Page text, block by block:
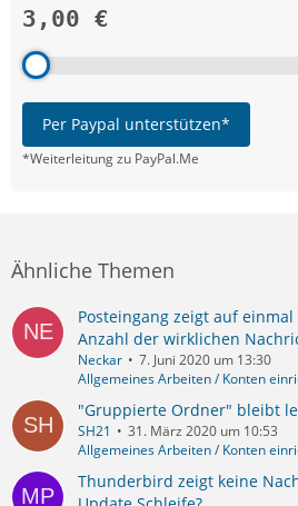
3,00 €
Per Paypal unterstützen*
*Weiterleitung zu PayPal.Me
Ähnliche Themen
Posteingang zeigt auf
Anzahl der wirklichen
Neckar
7. Juni 2020 um 13:30
Allgemeines Arbeiten / Konten
"Gruppierte Ordner" bleibt
SH21
31. März 2020 um 10:53
Allgemeines Arbeiten / Konten
Thunderbird zeigt keine